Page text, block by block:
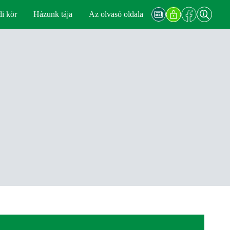
kör Házunk tája Az olvasó oldala